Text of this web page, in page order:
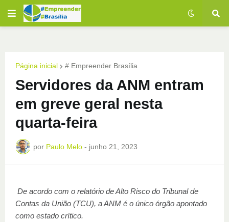
Página inicial # Empreender Brasília
Servidores da ANM entram
em greve geral nesta
quarta-feira
por Paulo Melo - junho 21, 2023
De acordo com o relatório de Alto Risco do Tribunal de
Contas da União (TCU), a ANM é o único órgão apontado
como estado crítico.